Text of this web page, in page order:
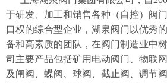
于研发、加工和销售各种（自控）阀
口权的综合型企业，湖泉阀门以优秀
备和高素质的团队，在阀门制造业中
司主要产品包括矿用电动阀门、物联
及闸阀、蝶阀、球阀、截止阀、调节